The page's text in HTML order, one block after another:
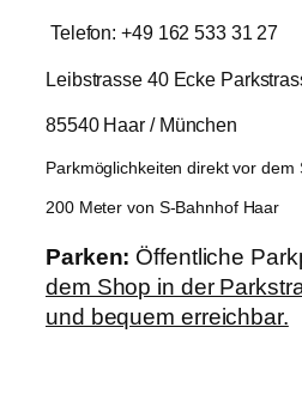
Telefon: +49 162 533 31 27
Leibstrasse 40 Ecke
85540 Haar / München
Parkmöglichkeiten direkt vor dem
200 Meter von S-Bahnhof Haar
Parken: Öffentliche
dem Shop in der
und bequem erreichbar.